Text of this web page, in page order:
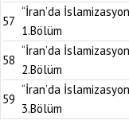
57
“İran’da
1.Bölüm
58
“İran’da
2.Bölüm
59
“İran’da
3.Bölüm